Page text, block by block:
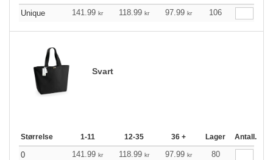
Unique 141.99 kr 118.99 kr 97.99 kr 106
Svart
Størrelse 1-11 12-35 36 + Lager Antall.
0 141.99 kr 118.99 kr 97.99 kr 80